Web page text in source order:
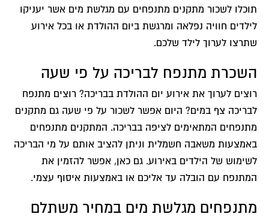
תוכלו לשכור מתקנים מתנפחים עם מגלשת מים אשר יעניקו
לילדים חוויה נפלאה ומרגשת ביום ההולדת או בכל אירוע
שתרצו לערוך לילד שלכם.
השכרת מתנפח לבריכה על פי שעה
רוצים לערוך את אירוע יום ההולדת בבריכה? רוצים מתנפח
לבריכה צף במים? היום אפשר לשכור על פי שעה גם מתקנים
מתנפחים המתאימים לציפה בבריכה. המתקנים מתנפחים
באמצעות משאבה חשמלית וניתן להציב אותם על מי הבריכה
לשימוש של הילדים באירוע. גם כאן, אפשר להזמין את
המתנפח עם הובלה עד אליכם או באמצעות איסוף עצמי.
מתנפחים מגלשת מים במחיר משתלם